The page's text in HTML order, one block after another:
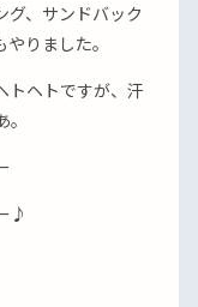
グ、サンドバック
りました。
トヘトですが、汗
♪